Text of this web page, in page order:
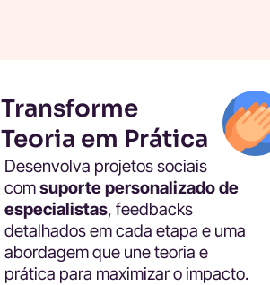
Transforme
Teoria em Prática
Desenvolva projetos sociais
comsuporte personalizado de
especialistas, feedbacks
detalhados em cada etapa e uma
abordagem que une teoria e
prática para maximizar o impacto.